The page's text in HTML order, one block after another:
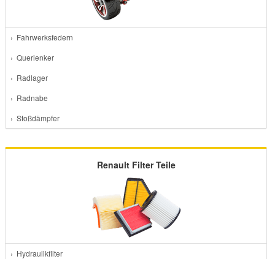
› Fahrwerksfedern
› Querlenker
› Radlager
› Radnabe
› Stoßdämpfer
Renault Filter Teile
› Hydraulikfilter